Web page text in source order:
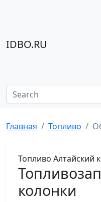
IDBO.RU
Главная Топливо
Топливо Алтайский
колонки